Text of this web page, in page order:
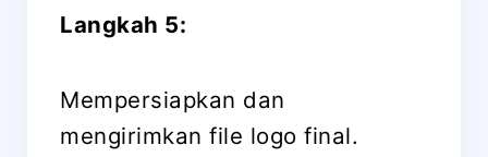
Langkah 5:
Mempersiapkan dan
mengirimkan file logo final.